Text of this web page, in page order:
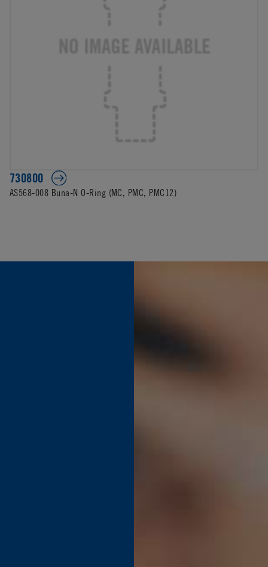
730800
AS568-008 Buna-N O-Ring (MC, PMC, PMC12)